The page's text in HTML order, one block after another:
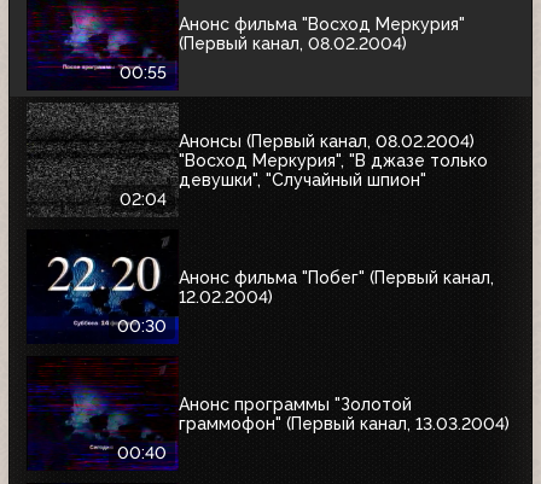
00:55
Анонс фильма "Восход Меркурия"
(Первый канал, 08.02.2004)
02:04
Анонсы (Первый канал, 08.02.2004)
"Восход Меркурия", "В джазе только
девушки", "Случайный шпион"
00:30
Анонс фильма "Побег" (Первый канал,
12.02.2004)
00:40
Анонс программы "Золотой
граммофон" (Первый канал, 13.03.2004)